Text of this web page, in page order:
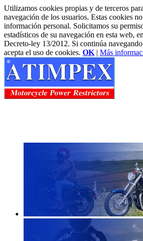
Utilizamos cookies propias y de terceros
navegación de los usuarios. Estas cookies
información personal. Solicitamos su
estadísticos de su navegación en esta web,
Decreto-ley 13/2012. Si continúa
acepta el uso de cookies. OK | Más